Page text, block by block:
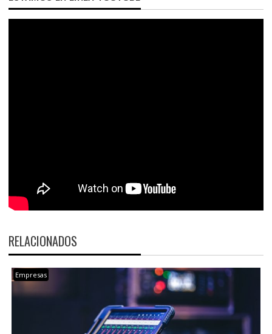
RELACIONADOS
Empresas